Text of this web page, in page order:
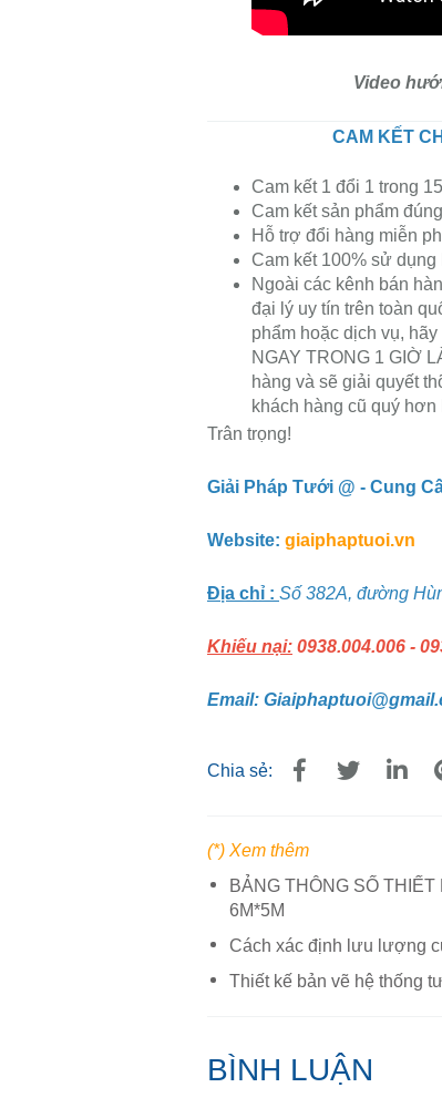
Video
CAM KẾT
Cam kết 1 đổi 1 trong
Cam kết sản phẩm
Hỗ trợ đổi hàng miễn
Cam kết 100% sử dụng
Ngoài các kênh bán
đại lý uy tín trên toàn
phẩm hoặc dịch vụ,
NGAY TRONG 1 GIỜ
hàng và sẽ giải quyết
khách hàng cũ quý hơn
Trân trọng!
Giải Pháp Tưới @ - Cung
Website: giaiphaptuoi.vn
Địa chỉ : Số 382A, đường
Khiếu nại: 0938.004.006 -
Email:
Chia sẻ:
(*) Xem thêm
BẢNG THÔNG SỐ
6M*5M
Cách xác định lưu lượng
Thiết kế bản vẽ hệ thống
BÌNH LUẬN